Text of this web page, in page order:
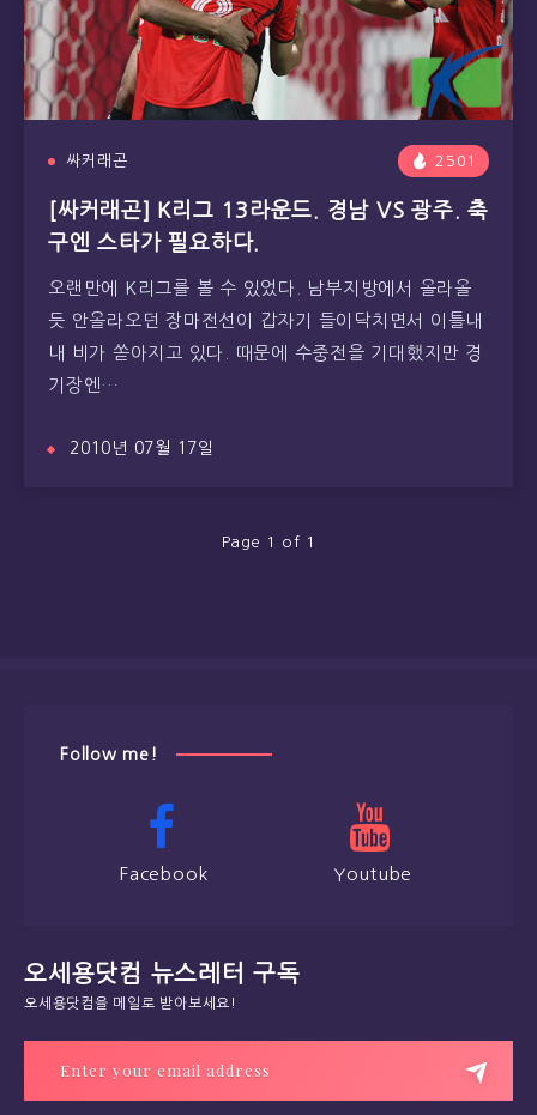
싸커래곤 2501
[싸커래곤] K리그 13라운드. 경남 VS 광주. 축
구엔 스타가 필요하다.
오랜만에 K리그를 볼 수 있었다. 남부지방에서 올라올
듯 안올라오던 장마전선이 갑자기 들이닥치면서 이틀내
내 비가 쏟아지고 있다. 때문에 수중전을 기대했지만 경
기장엔…
2010년 07월 17일
Page 1 of 1
Follow me!
Facebook Youtube
오세용닷컴 뉴스레터 구독
오세용닷컴을 메일로 받아보세요!